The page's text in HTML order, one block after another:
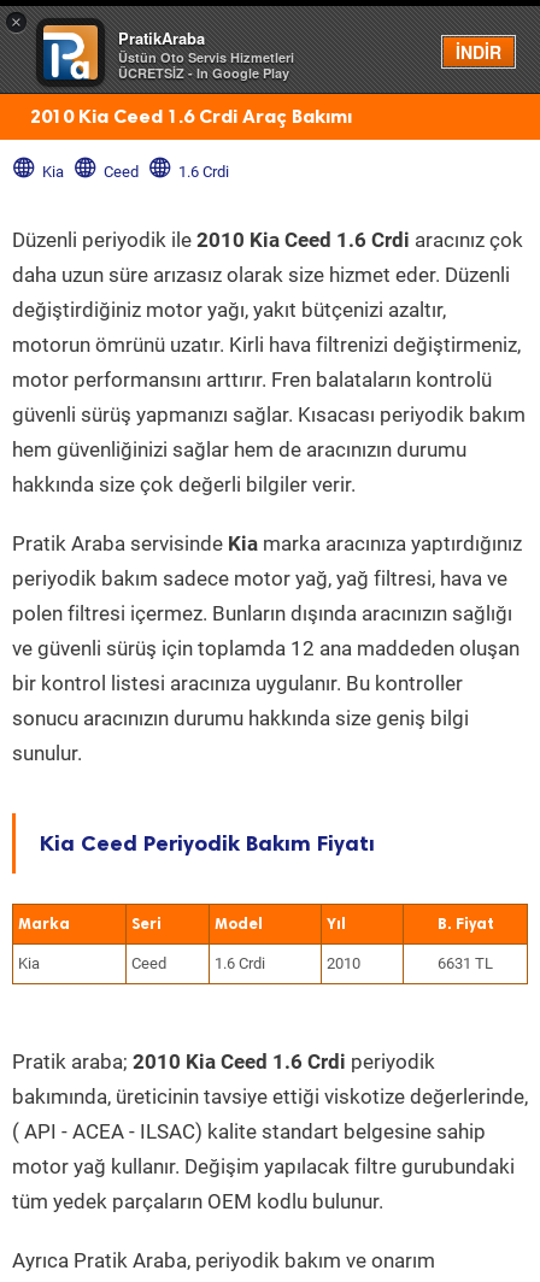
×
PratikAraba
Üstün Oto Servis Hizmetleri
ÜCRETSİZ - In Google Play
İNDİR
Menü
2010 Kia Ceed 1.6 Crdi Araç Bakımı
Kia Ceed 1.6 Crdi
Düzenli periyodik ile 2010 Kia Ceed 1.6 Crdi aracınız çok
daha uzun süre arızasız olarak size hizmet eder. Düzenli
değiştirdiğiniz motor yağı, yakıt bütçenizi azaltır,
motorun ömrünü uzatır. Kirli hava filtrenizi değiştirmeniz,
motor performansını arttırır. Fren balataların kontrolü
güvenli sürüş yapmanızı sağlar. Kısacası periyodik bakım
hem güvenliğinizi sağlar hem de aracınızın durumu
hakkında size çok değerli bilgiler verir.
Pratik Araba servisinde Kia marka aracınıza yaptırdığınız
periyodik bakım sadece motor yağ, yağ filtresi, hava ve
polen filtresi içermez. Bunların dışında aracınızın sağlığı
ve güvenli sürüş için toplamda 12 ana maddeden oluşan
bir kontrol listesi aracınıza uygulanır. Bu kontroller
sonucu aracınızın durumu hakkında size geniş bilgi
sunulur.
Kia Ceed Periyodik Bakım Fiyatı
Marka Seri Model Yıl
Kia Ceed 1.6 Crdi 2010 6631 TL
Pratik araba; 2010 Kia Ceed 1.6 Crdi periyodik
bakımında, üreticinin tavsiye ettiği viskotize değerlerinde,
( API - ACEA - ILSAC) kalite standart belgesine sahip
motor yağ kullanır. Değişim yapılacak filtre gurubundaki
tüm yedek parçaların OEM kodlu bulunur.
Ayrıca Pratik Araba, periyodik bakım ve onarım